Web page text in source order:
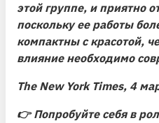
этой группе, и приятно
поскольку ее работы
компактны с красотой,
влияние необходимо
The New York Times, 4
👉Попробуйте себя в